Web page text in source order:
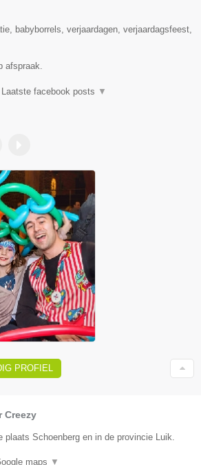
babyborrels, verjaardagen, verjaardagsfeest,
afspraak.
Laatste facebook posts ▼
PROFIEL
Creezy
plaats Schoenberg en in de provincie Luik.
maps ▼